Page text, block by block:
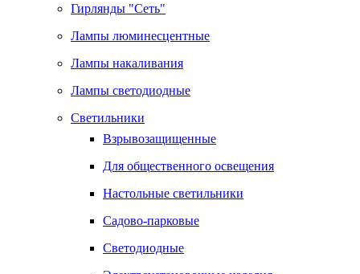
Гирлянды "Сеть"
Лампы люминесцентные
Лампы накаливания
Лампы светодиодные
Светильники
Взрывозащищенные
Для общественного освещения
Настольные светильники
Садово-парковые
Светодиодные